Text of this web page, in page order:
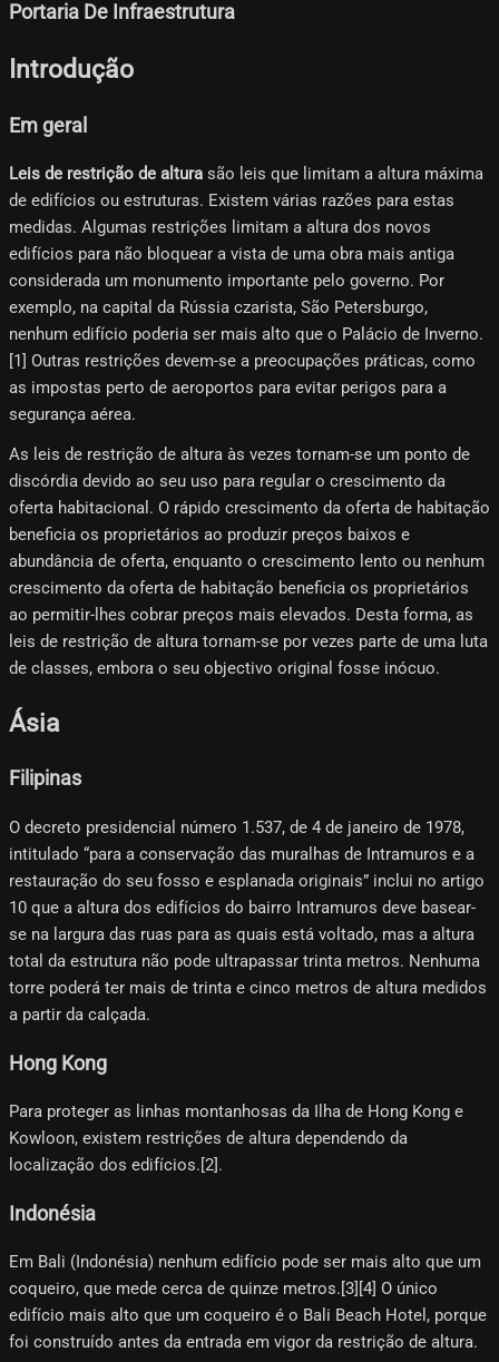
Portaria De Infraestrutura
Introdução
Em geral
Leis de restrição de altura são leis que limitam a altura máxima
de edifícios ou estruturas. Existem várias razões para estas
medidas. Algumas restrições limitam a altura dos novos
edifícios para não bloquear a vista de uma obra mais antiga
considerada um monumento importante pelo governo. Por
exemplo, na capital da Rússia czarista, São Petersburgo,
nenhum edifício poderia ser mais alto que o Palácio de Inverno.
[1] Outras restrições devem-se a preocupações práticas, como
as impostas perto de aeroportos para evitar perigos para a
segurança aérea.
As leis de restrição de altura às vezes tornam-se um ponto de
discórdia devido ao seu uso para regular o crescimento da
oferta habitacional. O rápido crescimento da oferta de habitação
beneficia os proprietários ao produzir preços baixos e
abundância de oferta, enquanto o crescimento lento ou nenhum
crescimento da oferta de habitação beneficia os proprietários
ao permitir-lhes cobrar preços mais elevados. Desta forma, as
leis de restrição de altura tornam-se por vezes parte de uma luta
de classes, embora o seu objectivo original fosse inócuo.
Ásia
Filipinas
O decreto presidencial número 1.537, de 4 de janeiro de 1978,
intitulado “para a conservação das muralhas de Intramuros e a
restauração do seu fosso e esplanada originais” inclui no artigo
10 que a altura dos edifícios do bairro Intramuros deve basear-
se na largura das ruas para as quais está voltado, mas a altura
total da estrutura não pode ultrapassar trinta metros. Nenhuma
torre poderá ter mais de trinta e cinco metros de altura medidos
a partir da calçada.
Hong Kong
Para proteger as linhas montanhosas da Ilha de Hong Kong e
Kowloon, existem restrições de altura dependendo da
localização dos edifícios.[2]​.
Indonésia
Em Bali (Indonésia) nenhum edifício pode ser mais alto que um
coqueiro, que mede cerca de quinze metros.[3][4]​ O único
edifício mais alto que um coqueiro é o Bali Beach Hotel, porque
foi construído antes da entrada em vigor da restrição de altura.